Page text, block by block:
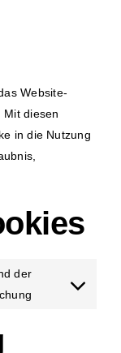
Website-
diesen
in die Nutzung
der
Consent